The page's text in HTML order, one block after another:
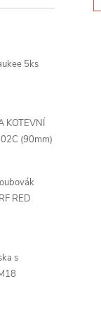
5ks
KOTEVNÍ
(90mm)
RED
s